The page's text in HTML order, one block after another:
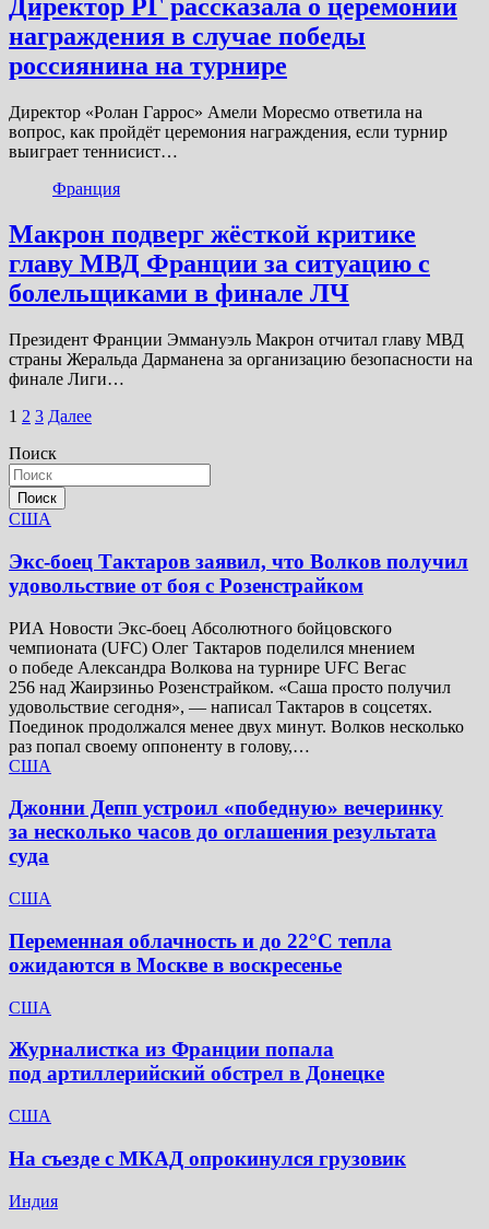
Директор РГ рассказала о церемонии
награждения в случае победы
россиянина на турнире
Директор «Ролан Гаррос» Амели Моресмо ответила на
вопрос, как пройдёт церемония награждения, если турнир
выиграет теннисист…
Франция
Макрон подверг жёсткой критике
главу МВД Франции за ситуацию с
болельщиками в финале ЛЧ
Президент Франции Эммануэль Макрон отчитал главу МВД
страны Жеральда Дарманена за организацию безопасности на
финале Лиги…
Пагинация
записей
1 2 3 Далее
Поиск
Поиск
США
Экс-боец Тактаров заявил, что Волков получил
удовольствие от боя с Розенстрайком
РИА Новости Экс-боец Абсолютного бойцовского
чемпионата (UFC) Олег Тактаров поделился мнением
о победе Александра Волкова на турнире UFC Вегас
256 над Жаирзиньо Розенстрайком. «Саша просто получил
удовольствие сегодня», — написал Тактаров в соцсетях.
Поединок продолжался менее двух минут. Волков несколько
раз попал своему оппоненту в голову,…
США
Джонни Депп устроил «победную» вечеринку
за несколько часов до оглашения результата
суда
США
Переменная облачность и до 22°C тепла
ожидаются в Москве в воскресенье
США
Журналистка из Франции попала
под артиллерийский обстрел в Донецке
США
На съезде с МКАД опрокинулся грузовик
Индия